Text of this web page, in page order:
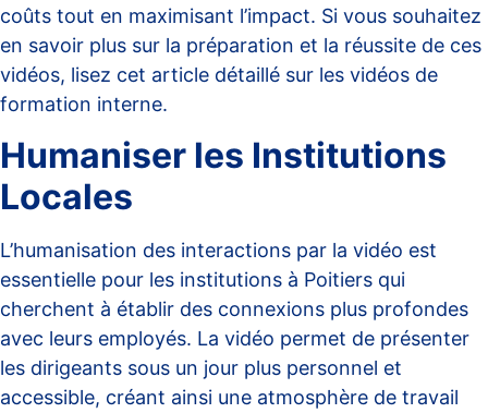
coûts tout en maximisant l’impact. Si vous souhaitez
en savoir plus sur la préparation et la réussite de ces
vidéos, lisez cet article détaillé sur les vidéos de
formation interne.
Humaniser les Institutions
Locales
L’humanisation des interactions par la vidéo est
essentielle pour les institutions à Poitiers qui
cherchent à établir des connexions plus profondes
avec leurs employés. La vidéo permet de présenter
les dirigeants sous un jour plus personnel et
accessible, créant ainsi une atmosphère de travail